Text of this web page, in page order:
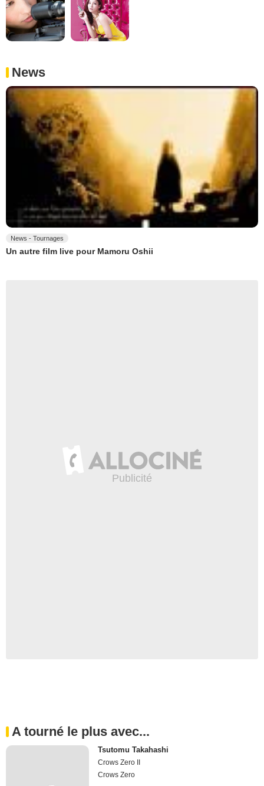
News
News - Tournages
Un autre film live pour Mamoru Oshii
A tourné le plus avec...
Tsutomu Takahashi
Crows Zero II
Crows Zero